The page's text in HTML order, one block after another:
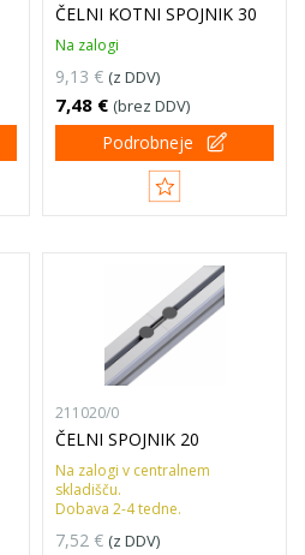
ČELNI KOTNI SPOJNIK 30
Na zalogi
9,13 € (z DDV)
7,48 € (brez DDV)
Podrobneje
211020/0
ČELNI SPOJNIK 20
Na zalogi v centralnem
skladišču.
Dobava 2-4 tedne.
7,52 € (z DDV)